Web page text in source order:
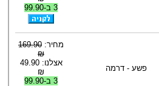
3 ב-99.90
פשע - דרמה
מחיר: 169.90
₪
אצלנו: 49.90
₪
3 ב-99.90